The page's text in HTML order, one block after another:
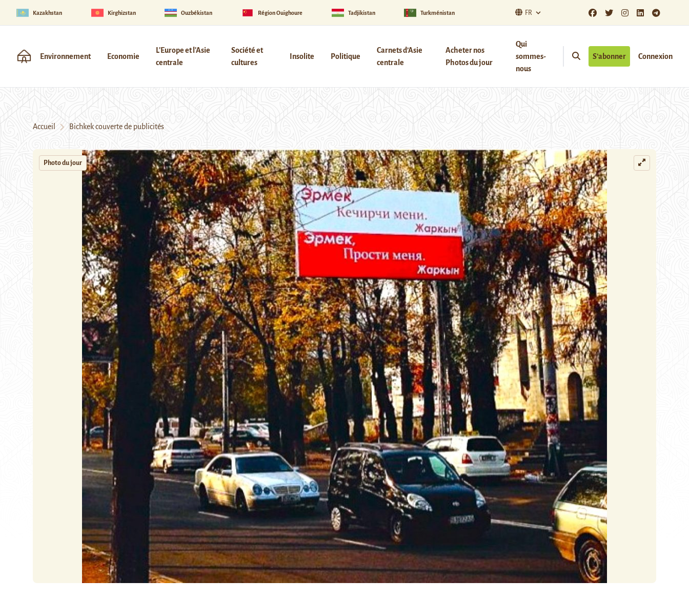
Kazakhstan Kirghizstan Ouzbékistan Région Ouïghoure Tadjikistan Turkménistan FR
Environnement Economie
L'Europe et l'Asie
centrale
Société et
cultures
Insolite Politique
Carnets d’Asie
centrale
Acheter nos
Photos du jour
Qui
sommes-
nous
S’abonner Connexion
Accueil Bichkek couverte de publicités
Photo du jour